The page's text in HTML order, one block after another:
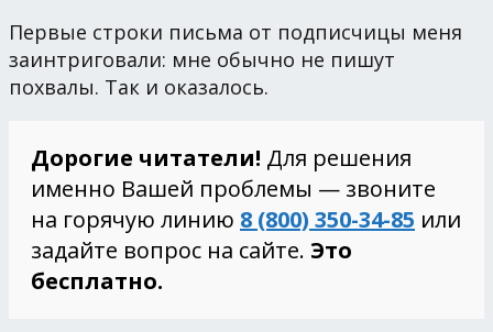
Первые строки письма от подписчицы меня
заинтриговали: мне обычно не пишут
похвалы. Так и оказалось.
Дорогие читатели! Для решения
именно Вашей проблемы — звоните
на горячую линию 8 (800) 350-34-85 или
задайте вопрос на сайте. Это
бесплатно.